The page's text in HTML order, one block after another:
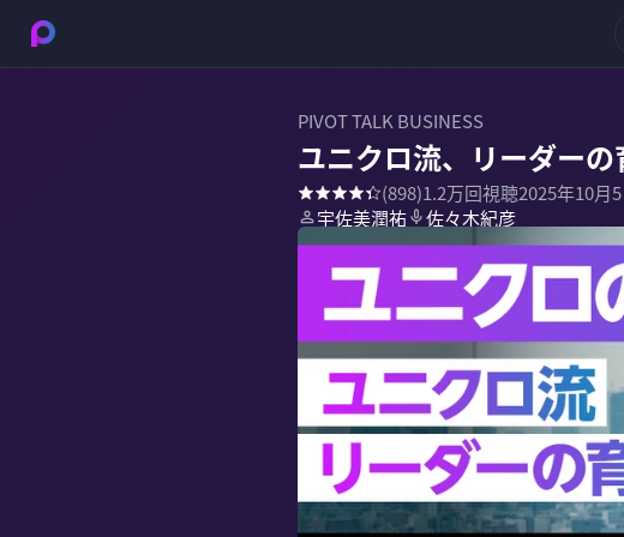
PIVOT TALK BUSINESS
ユニクロ流、リーダーの
(898)1.2万回視聴2025年10月
宇佐美潤祐
佐々木紀彦